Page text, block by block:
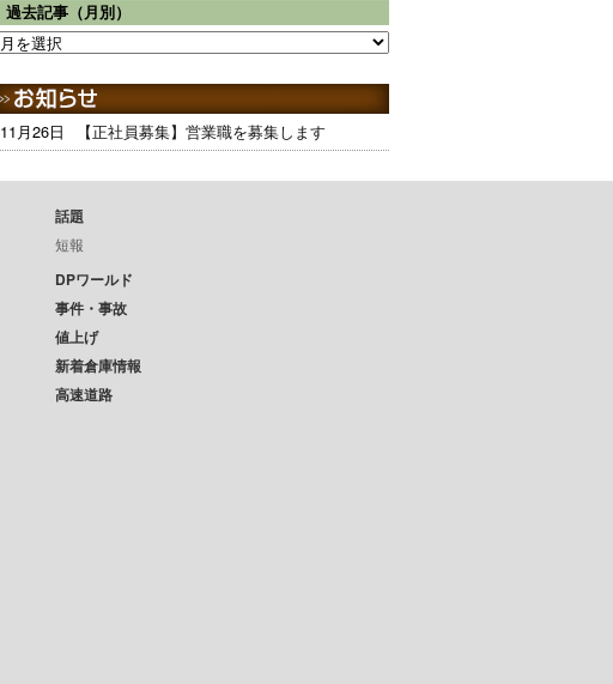
過去記事（月別）
11月26日 【正社員募集】営業職を募集します
話題
短報
DPワールド
事件・事故
値上げ
新着倉庫情報
高速道路